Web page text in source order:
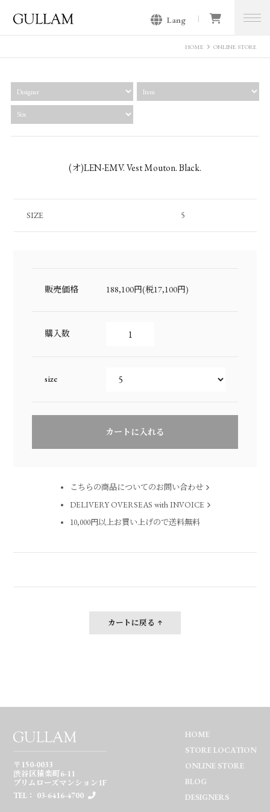
Lang
HOME ONLINE STORE
(オ)LEN-EMV. Vest Mouton. Black.
SIZE 5
販売価格 188,100円(税17,100円)
購入数
size
こちらの商品についてのお問い合わせ
DELIVERY OVERSEAS with INVOICE
10,000円以上お買い上げので送料無料
カートに戻る
〒150-0033
渋谷区猿楽町6-11
プリムローズマンション1F
TEL： 03-6416-4700
HOME
STORE LOCATION
ONLINE STORE
BLOG
DESIGNERS